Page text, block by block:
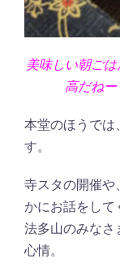
美味しい朝ご
高だねー
本堂のほうでは
す。
寺スタの開催や
かにお話をして
法多山のみなさ
心情。